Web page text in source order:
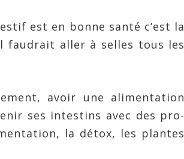
est en bonne santé c’est la
faudrait aller à selles tous les
avoir une alimentation
ses intestins avec des pro-
la détox, les plantes